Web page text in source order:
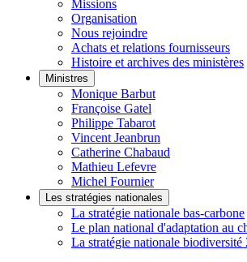
Missions
Organisation
Nous rejoindre
Achats et relations fournisseurs
Histoire et archives des ministères
Ministres
Monique Barbut
Françoise Gatel
Philippe Tabarot
Vincent Jeanbrun
Catherine Chabaud
Mathieu Lefevre
Michel Fournier
Les stratégies nationales
La stratégie nationale bas-carbone
Le plan national d'adaptation au
La stratégie nationale biodiversité